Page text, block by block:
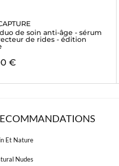
de soin anti-âge - sérum
de rides - édition
€
Et Nature
Nudes